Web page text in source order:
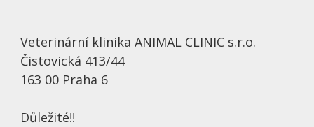
Veterinární klinika ANIMAL CLINIC s.r.o.
Čistovická 413/44
163 00 Praha 6
Důležité!!